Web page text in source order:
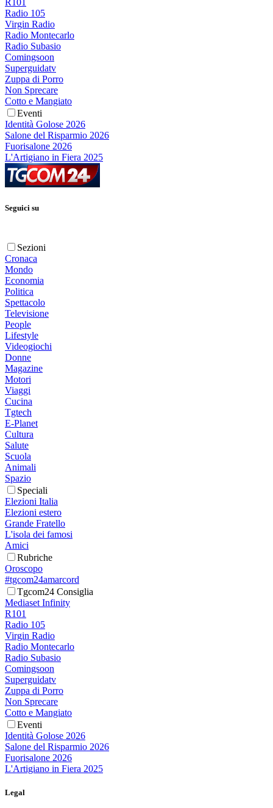
Radio 105
Virgin Radio
Radio Montecarlo
Radio Subasio
Comingsoon
Superguidatv
Zuppa di Porro
Non Sprecare
Cotto e Mangiato
Eventi
Identità Golose 2026
Salone del Risparmio 2026
Fuorisalone 2026
L'Artigiano in Fiera 2025
Seguici su
Sezioni
Cronaca
Mondo
Economia
Politica
Spettacolo
Televisione
People
Lifestyle
Videogiochi
Donne
Magazine
Motori
Viaggi
Cucina
Tgtech
E-Planet
Cultura
Salute
Scuola
Animali
Spazio
Speciali
Elezioni Italia
Elezioni estero
Grande Fratello
L'isola dei famosi
Amici
Rubriche
Oroscopo
#tgcom24amarcord
Tgcom24 Consiglia
Mediaset Infinity
R101
Radio 105
Virgin Radio
Radio Montecarlo
Radio Subasio
Comingsoon
Superguidatv
Zuppa di Porro
Non Sprecare
Cotto e Mangiato
Eventi
Identità Golose 2026
Salone del Risparmio 2026
Fuorisalone 2026
L'Artigiano in Fiera 2025
Legal